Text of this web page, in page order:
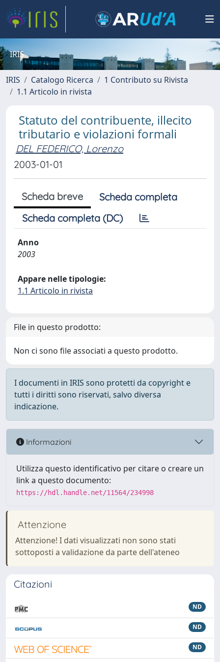
IRIS
IRIS Catalogo Ricerca
1 Contributo su Rivista
1.1 Articolo in rivista
Statuto del contribuente, illecito
tributario e violazioni formali
DEL FEDERICO, Lorenzo
2003-01-01
Scheda breve
Scheda completa
Scheda completa (DC)
Anno
2003
Appare nelle tipologie:
1.1 Articolo in rivista
File in questo prodotto:
Non ci sono file associati a questo prodotto.
I documenti in IRIS sono protetti da copyright e
tutti i diritti sono riservati, salvo diversa
indicazione.
Informazioni
Utilizza questo identificativo per citare o creare un
link a questo documento:
https://hdl.handle.net/11564/234998
Attenzione
Attenzione! I dati visualizzati non sono stati
sottoposti a validazione da parte dell'ateneo
Citazioni
ND
ND
ND